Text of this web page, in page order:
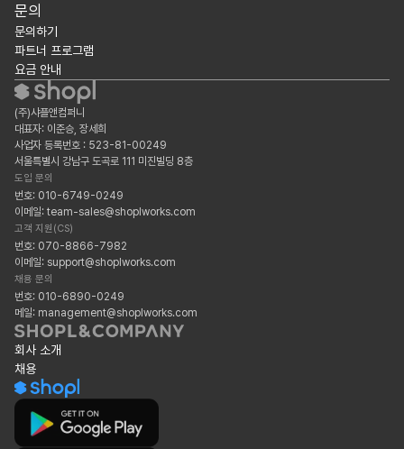
문의
문의하기
파트너 프로그램
요금 안내
(주)샤플앤컴퍼니
대표자: 이준승, 장세희
사업자 등록번호 : 523-81-00249
서울특별시 강남구 도곡로 111 미진빌딩 8층
도입 문의
번호: 010-6749-0249
이메일: team-sales@shoplworks.com
고객 지원(CS)
번호: 070-8866-7982
이메일: support@shoplworks.com
채용 문의
번호: 010-6890-0249
메일: management@shoplworks.com
회사 소개
채용